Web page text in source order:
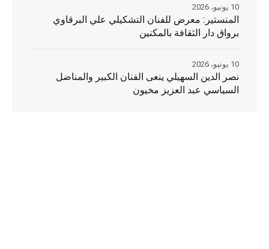
المنستير: معرض للفنان التشكيلي علي البرقاوي
برواق دار الثقافة بالمكنين
10 يونيو، 2026
نصر الدين السهيلي ينعى الفنان الكبير والمناضل
السياسي عبد العزيز مخيون
10 يونيو، 2026